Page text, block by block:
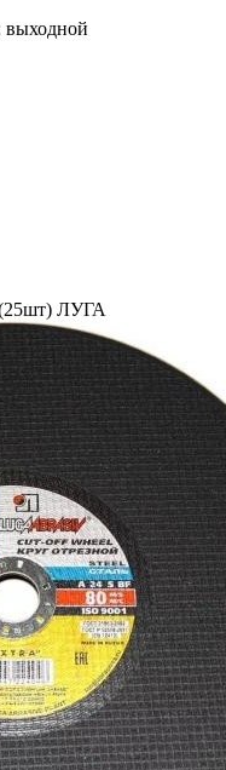
выходной
(25шт) ЛУГА